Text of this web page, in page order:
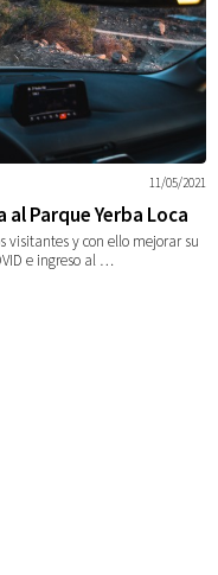
11/05/2021
Parque Yerba Loca
visitantes y con ello mejorar su
e ingreso al …